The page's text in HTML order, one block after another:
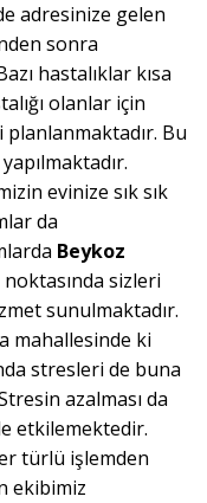
adresinize gelen
sonra
hastalıklar kısa
olanlar için
Bu
evinize sık sık
da
Beykoz
noktasında sizleri
sunulmaktadır.
mahallesinde ki
stresleri de buna
azalması da
etkilemektedir.
türlü işlemden
ekibimiz